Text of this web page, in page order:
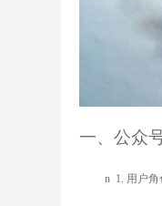
一、公众
n 1. 用户